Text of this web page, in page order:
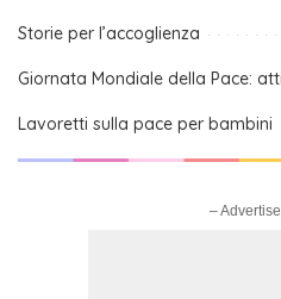
Storie per l’accoglienza
Giornata Mondiale della Pace:
Lavoretti sulla pace per bambini
–